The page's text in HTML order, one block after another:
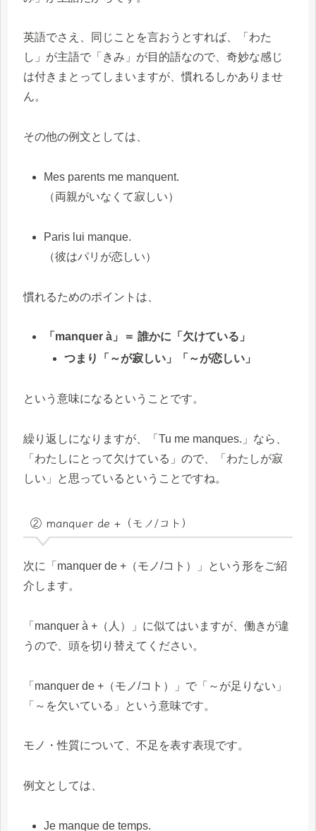
英語でさえ、同じことを言おうとすれば、「わた
し」が主語で「きみ」が目的語なので、奇妙な感じ
は付きまとってしまいますが、慣れるしかありませ
ん。
その他の例文としては、
Mes parents me manquent.
（両親がいなくて寂しい）
Paris lui manque.
（彼はパリが恋しい）
慣れるためのポイントは、
「manquer à」＝ 誰かに「欠けている」
つまり「～が寂しい」「～が恋しい」
という意味になるということです。
繰り返しになりますが、「Tu me manques.」なら、
「わたしにとって欠けている」ので、「わたしが寂
しい」と思っているということですね。
② manquer de +（モノ/コト）
次に「manquer de +（モノ/コト）」という形をご紹
介します。
「manquer à +（人）」に似てはいますが、働きが違
うので、頭を切り替えてください。
「manquer de +（モノ/コト）」で「～が足りない」
「～を欠いている」という意味です。
モノ・性質について、不足を表す表現です。
例文としては、
Je manque de temps.